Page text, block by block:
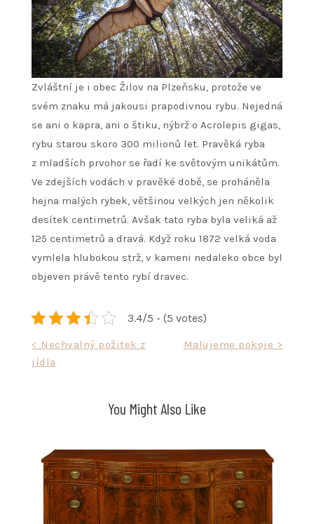
Zvláštní je i obec Žilov na Plzeňsku, protože ve
svém znaku má jakousi prapodivnou rybu. Nejedná
se ani o kapra, ani o štiku, nýbrž o Acrolepis gigas,
rybu starou skoro 300 milionů let. Pravěká ryba
z mladších prvohor se řadí ke světovým unikátům.
Ve zdejších vodách v pravěké době, se proháněla
hejna malých rybek, většinou velkých jen několik
desítek centimetrů. Avšak tato ryba byla veliká až
125 centimetrů a dravá. Když roku 1872 velká voda
vymlela hlubokou strž, v kameni nedaleko obce byl
objeven právě tento rybí dravec.
3.4/5 - (5 votes)
Navigace< Nechvalný požitek z
jídla
Malujeme pokoje >
You Might Also Like